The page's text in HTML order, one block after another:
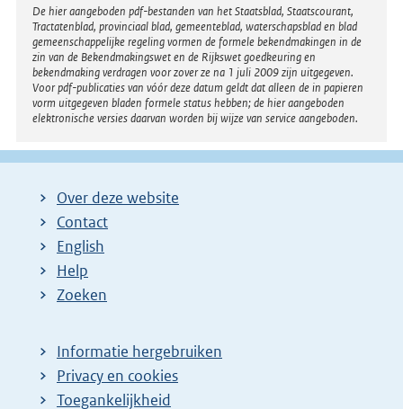
Disclaimer
De hier aangeboden pdf-bestanden van het Staatsblad, Staatscourant,
Tractatenblad, provinciaal blad, gemeenteblad, waterschapsblad en blad
gemeenschappelijke regeling vormen de formele bekendmakingen in de
zin van de Bekendmakingswet en de Rijkswet goedkeuring en
bekendmaking verdragen voor zover ze na 1 juli 2009 zijn uitgegeven.
Voor pdf-publicaties van vóór deze datum geldt dat alleen de in papieren
vorm uitgegeven bladen formele status hebben; de hier aangeboden
elektronische versies daarvan worden bij wijze van service aangeboden.
Over deze website
Contact
English
Help
Zoeken
Informatie hergebruiken
Privacy en cookies
Toegankelijkheid